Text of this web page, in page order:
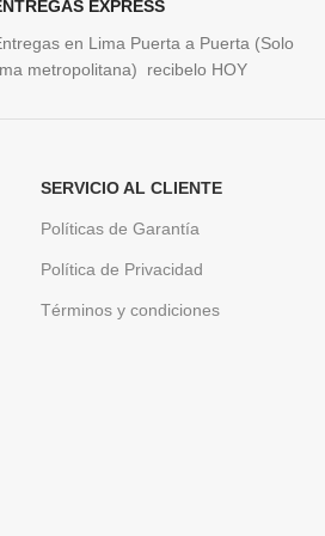
EXPRESS
en Lima Puerta a Puerta (Solo
metropolitana) recibelo HOY
SERVICIO AL CLIENTE
Políticas de Garantía
Política de Privacidad
Términos y condiciones